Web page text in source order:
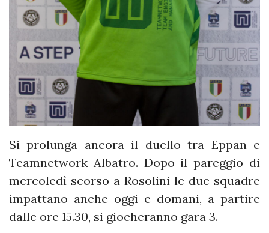
Si prolunga ancora il duello tra Eppan e
Teamnetwork Albatro. Dopo il pareggio di
mercoledì scorso a Rosolini le due squadre
impattano anche oggi e domani, a partire
dalle ore 15.30, si giocheranno gara 3.